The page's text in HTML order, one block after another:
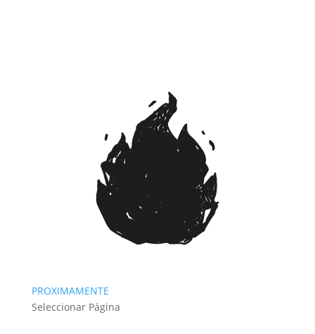
PROXIMAMENTE
Seleccionar Página